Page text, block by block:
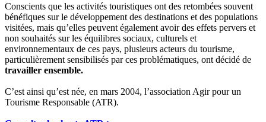
Conscients que les activités touristiques ont des retombées souvent
bénéfiques sur le développement des destinations et des populations
visitées, mais qu’elles peuvent également avoir des effets pervers et
non souhaités sur les équilibres sociaux, culturels et
environnementaux de ces pays, plusieurs acteurs du tourisme,
particulièrement sensibilisés par ces problématiques, ont décidé de
travailler ensemble.
C’est ainsi qu’est née, en mars 2004, l’association Agir pour un
Tourisme Responsable (ATR).